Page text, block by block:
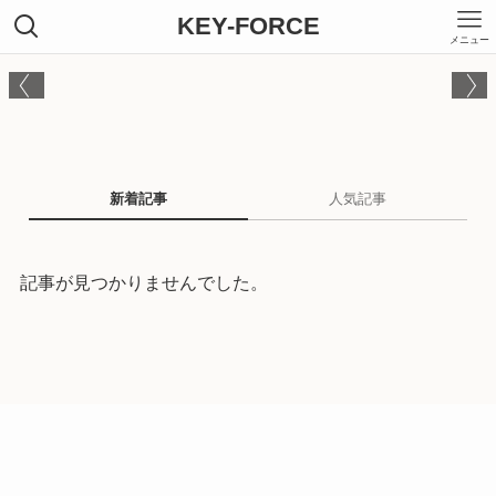
KEY-FORCE メニュー
新着記事 人気記事
記事が見つかりませんでした。